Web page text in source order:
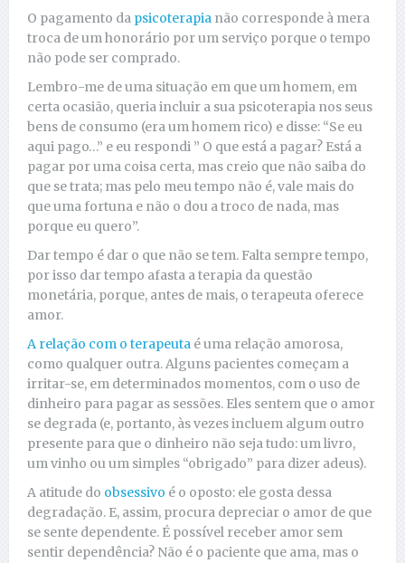
O pagamento da psicoterapia não corresponde à mera
troca de um honorário por um serviço porque o tempo
não pode ser comprado.
Lembro-me de uma situação em que um homem, em
certa ocasião, queria incluir a sua psicoterapia nos seus
bens de consumo (era um homem rico) e disse: “Se eu
aqui pago…” e eu respondi ” O que está a pagar? Está a
pagar por uma coisa certa, mas creio que não saiba do
que se trata; mas pelo meu tempo não é, vale mais do
que uma fortuna e não o dou a troco de nada, mas
porque eu quero”.
Dar tempo é dar o que não se tem. Falta sempre tempo,
por isso dar tempo afasta a terapia da questão
monetária, porque, antes de mais, o terapeuta oferece
amor.
A relação com o terapeuta é uma relação amorosa,
como qualquer outra. Alguns pacientes começam a
irritar-se, em determinados momentos, com o uso de
dinheiro para pagar as sessões. Eles sentem que o amor
se degrada (e, portanto, às vezes incluem algum outro
presente para que o dinheiro não seja tudo: um livro,
um vinho ou um simples “obrigado” para dizer adeus).
A atitude do obsessivo é o oposto: ele gosta dessa
degradação. E, assim, procura depreciar o amor de que
se sente dependente. É possível receber amor sem
sentir dependência? Não é o paciente que ama, mas o